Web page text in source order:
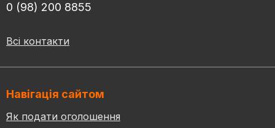
0 (98) 200 8855
Всі контакти
Навігація сайтом
Як подати оголошення